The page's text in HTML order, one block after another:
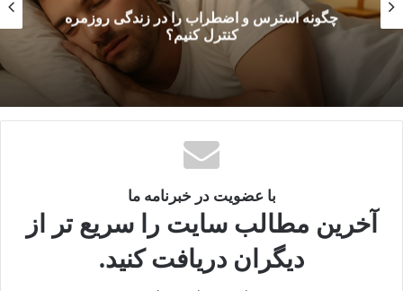
پروتئین و چربی سالم
سیرکننده و مناسب کاهش وزن
چگونه استرس و اضطراب را در زندگی روزمره
کنترل کنیم؟
با عضویت در خبرنامه ما
آخرین مطالب سایت را سریع تر از
دیگران دریافت کنید.